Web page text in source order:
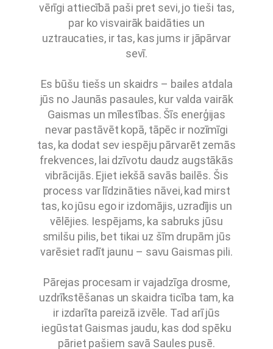
vērīgi attiecībā paši pret sevi, jo tieši tas,
par ko visvairāk baidāties un
uztraucaties, ir tas, kas jums ir jāpārvar
sevī.
Es būšu tiešs un skaidrs – bailes atdala
jūs no Jaunās pasaules, kur valda vairāk
Gaismas un mīlestības. Šīs enerģijas
nevar pastāvēt kopā, tāpēc ir nozīmīgi
tas, ka dodat sev iespēju pārvarēt zemās
frekvences, lai dzīvotu daudz augstākās
vibrācijās. Ejiet iekšā savās bailēs. Šis
process var līdzināties nāvei, kad mirst
tas, ko jūsu ego ir izdomājis, uzradījis un
vēlējies. Iespējams, ka sabruks jūsu
smilšu pilis, bet tikai uz šīm drupām jūs
varēsiet radīt jaunu – savu Gaismas pili.
Pārejas procesam ir vajadzīga drosme,
uzdrīkstēšanas un skaidra ticība tam, ka
ir izdarīta pareizā izvēle. Tad arī jūs
iegūstat Gaismas jaudu, kas dod spēku
pāriet pašiem savā Saules pusē.